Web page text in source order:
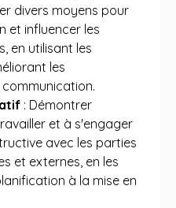
divers moyens pour
et influencer les
en utilisant les
les
: Démontrer
et à s'engager
avec les parties
et externes, en les
à la mise en